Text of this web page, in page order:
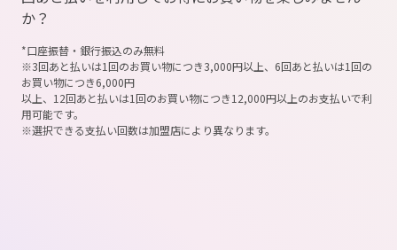
か？
*口座振替・銀行振込のみ無料
※3回あと払いは1回のお買い物につき3,000円以上、6回あと払いは1回の
お買い物につき6,000円
以上、12回あと払いは1回のお買い物につき12,000円以上のお支払いで利
用可能です。
※選択できる支払い回数は加盟店により異なります。